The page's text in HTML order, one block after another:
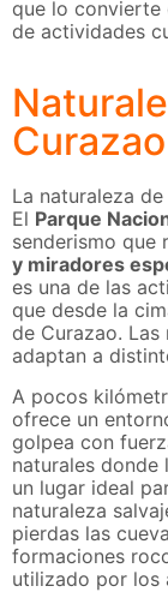
que lo convierte
de actividades
Curazao
La naturaleza de
El Parque
senderismo que
y miradores
es una de las
que desde la
de Curazao. Las
adaptan a
A pocos
ofrece un
golpea con
naturales donde
un lugar ideal
naturaleza
pierdas las
formaciones
utilizado por los